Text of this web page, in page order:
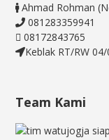
Ahmad Rohman
081283359941
08172843765
Keblak RT/RW
Team Kami